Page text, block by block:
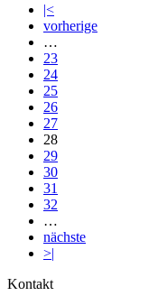
|<
vorherige
…
23
24
25
26
27
28
29
30
31
32
…
nächste
>|
Kontakt